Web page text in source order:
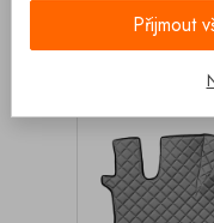
S 2017- rovnáPřijmout